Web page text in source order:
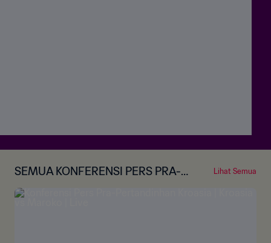
SEMUA KONFERENSI PERS PRA-P
ERTANDINGAN
Lihat Semua